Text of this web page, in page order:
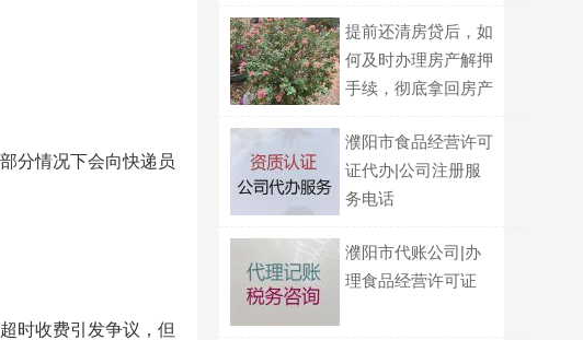
分情况下会向快递员
时收费引发争议，但
提前还清房贷后，如
何及时办理房产解押
手续，彻底拿回房产
濮阳市食品经营许可
证代办|公司注册服
务电话
濮阳市代账公司|办
理食品经营许可证